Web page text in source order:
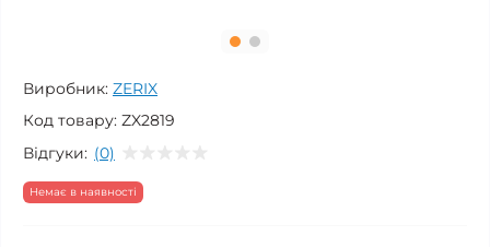
Виробник: ZERIX
Код товару: ZX2819
Відгуки: (0)
Немає в наявності